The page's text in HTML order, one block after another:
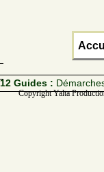
12 Guides :
Copyright Yalta